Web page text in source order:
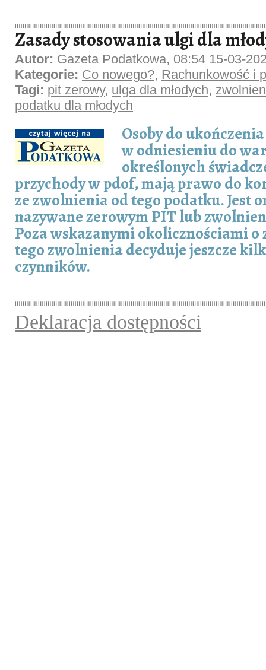
Zasady stosowania ulgi dla
Autor: Gazeta Podatkowa, 08:54 15-03-
Kategorie: Co nowego?, Rachunkowość i
Tagi: pit zerowy, ulga dla młodych,
podatku dla młodych
Osoby do
w odniesieniu do
określonych
przychody w pdof, mają prawo do
ze zwolnienia od tego podatku. Jest
nazywane zerowym PIT lub
Poza wskazanymi okolicznościami o
tego zwolnienia decyduje jeszcze
czynników.
Deklaracja dostępności